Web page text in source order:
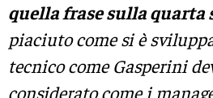
quella frase sulla quarta
piaciuto come si è
tecnico come Gasperini
considerato come i